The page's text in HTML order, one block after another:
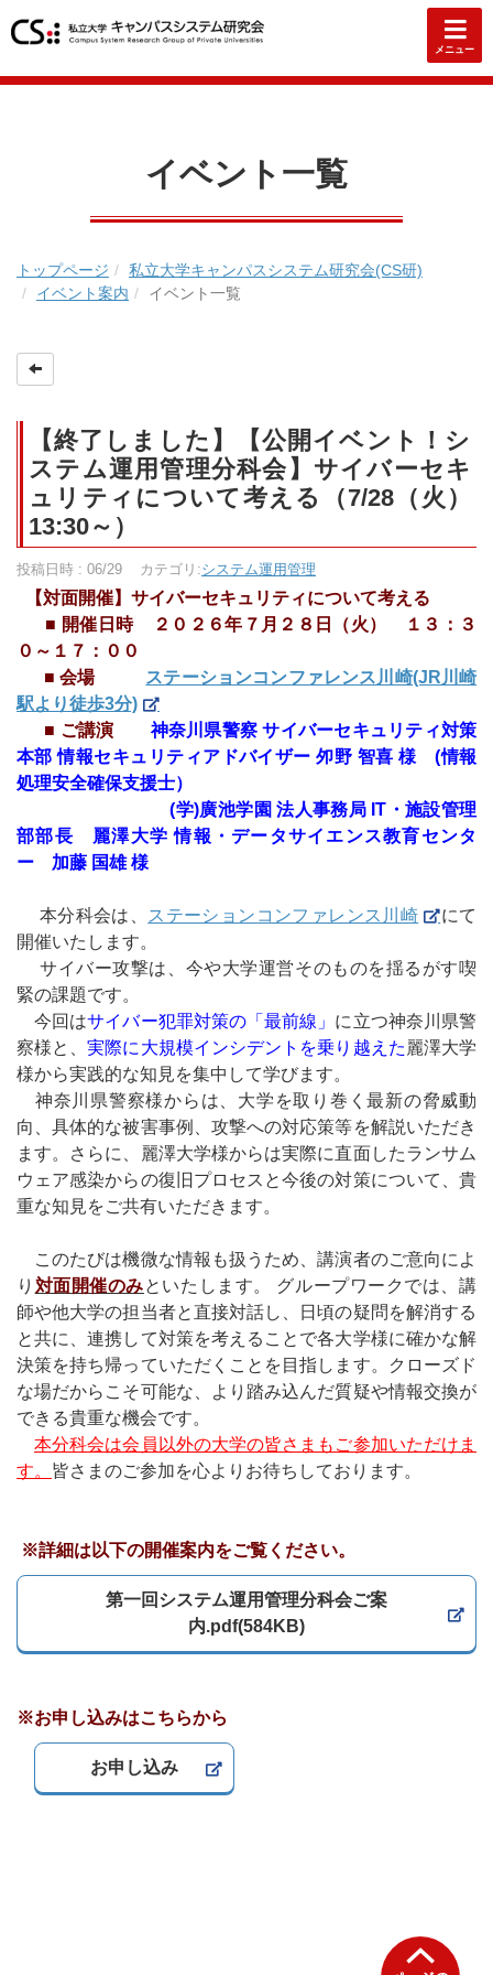
メニュー
イベント一覧
トップページ
私立大学キャンパスシステム研究会(CS研)
イベント案内
イベント一覧
【終了しました】【公開イベント！シ
ステム運用管理分科会】サイバーセキ
ュリティについて考える（7/28（火）
13:30～）
投稿日時 : 06/29 カテゴリ:システム運用管理
【対面開催】サイバーセキュリティについて考える
■ 開催日時 ２０２６年７月２８日（火） １３：３
０～１７：００
■ 会場 ステーションコンファレンス川崎(JR川崎
駅より徒歩3分)
■ ご講演神奈川県警察 サイバーセキュリティ対策
本部 情報セキュリティアドバイザー 夘野 智喜 様 (情報
処理安全確保支援士）
(学)廣池学園 法人事務局 IT・施設管理
部部長 麗澤大学 情報・データサイエンス教育センタ
ー 加藤 国雄 様
本分科会は、 ステーションコンファレンス川崎
にて
開催いたします。
サイバー攻撃は、今や大学運営そのものを揺るがす喫
緊の課題です。
今回はサイバー犯罪対策の「最前線」 に立つ神奈川県警
察様と、実際に大規模インシデントを乗り越えた 麗澤大学
様から実践的な知見を集中して学びます。
神奈川県警察様からは、大学を取り巻く最新の脅威動
向、具体的な被害事例、攻撃への対応策等を解説いただき
ます。さらに、麗澤大学様からは実際に直面したランサム
ウェア感染からの復旧プロセスと今後の対策について、貴
重な知見をご共有いただきます。
このたびは機微な情報も扱うため、講演者のご意向によ
り 対面開催のみといたします。 グループワークでは、講
師や他大学の担当者と直接対話し、日頃の疑問を解消する
と共に、連携して対策を考えることで各大学様に確かな解
決策を持ち帰っていただくことを目指します。クローズド
な場だからこそ可能な、より踏み込んだ質疑や情報交換が
できる貴重な機会です。
本分科会は会員以外の大学の皆さまもご参加いただけま
す。 皆さまのご参加を心よりお待ちしております。
※詳細は以下の開催案内をご覧ください。
第一回システム運用管理分科会ご案
内.pdf(584KB)
※お申し込みはこちらから
お申し込み